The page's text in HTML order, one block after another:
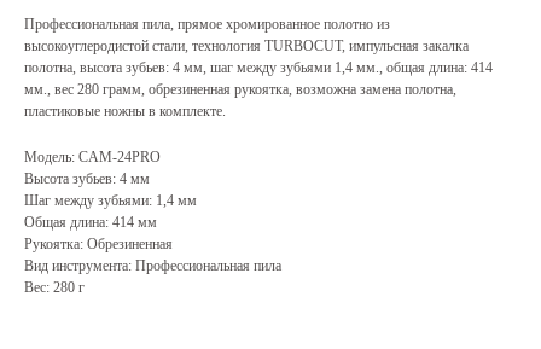
Профессиональная пила, прямое хромированное полотно из
высокоуглеродистой стали, технология TURBOCUT, импульсная закалка
полотна, высота зубьев: 4 мм, шаг между зубьями 1,4 мм., общая длина: 414
мм., вес 280 грамм, обрезиненная рукоятка, возможна замена полотна,
пластиковые ножны в комплекте.
Модель: CAM-24PRO
Высота зубьев: 4 мм
Шаг между зубьями: 1,4 мм
Общая длина: 414 мм
Рукоятка: Обрезиненная
Вид инструмента: Профессиональная пила
Вес: 280 г